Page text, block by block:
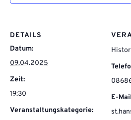
DETAILS
Datum:
09.04.2025
Zeit:
19:30
Veranstaltungskategorie:
E-Mail